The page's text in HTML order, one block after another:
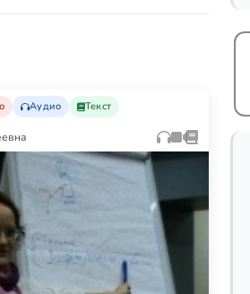
Аудио Текст